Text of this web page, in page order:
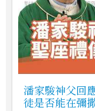
潘家駿神父回
徒是否能在彌